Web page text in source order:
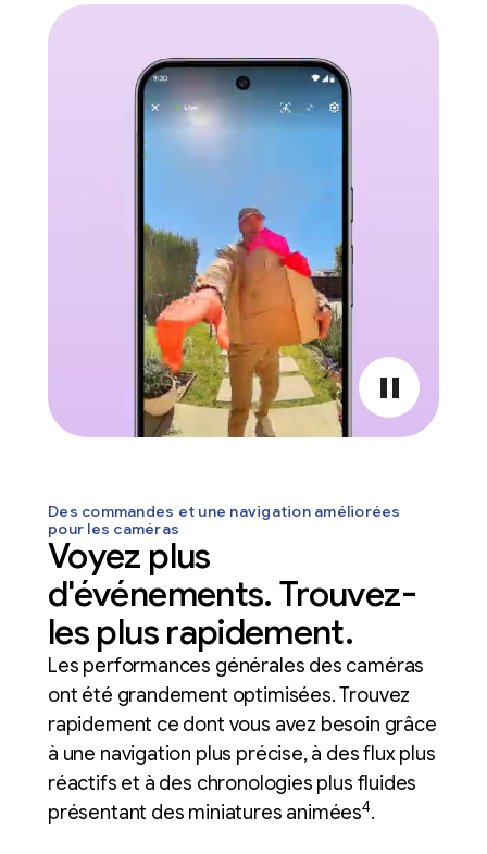
Des commandes et une navigation améliorées
pour les caméras
Voyez plus
d'événements. Trouvez-
les plus rapidement.
Les performances générales des caméras
ont été grandement optimisées. Trouvez
rapidement ce dont vous avez besoin grâce
à une navigation plus précise, à des flux plus
réactifs et à des chronologies plus fluides
présentant des miniatures animées4.
pause